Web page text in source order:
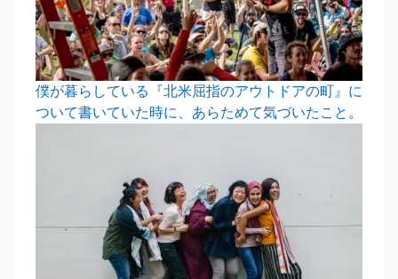
僕が暮らしている『北米屈指のアウトドアの町』に
ついて書いていた時に、あらためて気づいたこと。